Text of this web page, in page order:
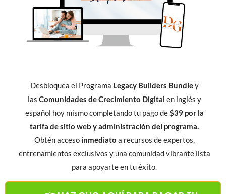
Desbloquea el Programa Legacy Builders Bundley
las Comunidades de Crecimiento Digital en inglés y
español hoy mismo completando tu pago de$39 por la
tarifa de sitio web y administración del programa.
Obtén acceso inmediato a recursos de expertos,
entrenamientos exclusivos y una comunidad vibrante lista
para apoyarte en tu éxito.